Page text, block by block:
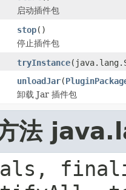
启动插件包
stop()
停止插件包
tryInstance
unloadJar(
卸载 Jar 插件包
方法